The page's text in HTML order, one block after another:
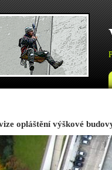
opláštění výškové